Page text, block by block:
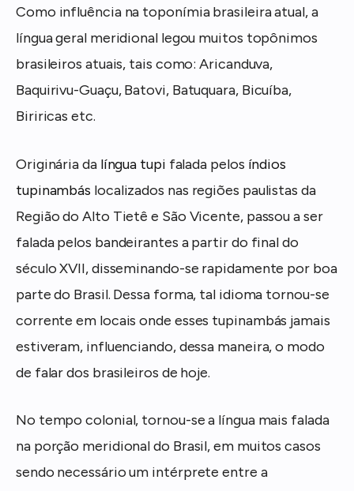
Como influência na toponímia brasileira atual, a
língua geral meridional legou muitos topônimos
brasileiros atuais, tais como: Aricanduva,
Baquirivu-Guaçu, Batovi, Batuquara, Bicuíba,
Biriricas etc.
Originária da língua tupi falada pelos índios
tupinambás localizados nas regiões paulistas da
Região do Alto Tietê e São Vicente, passou a ser
falada pelos bandeirantes a partir do final do
século XVII, disseminando-se rapidamente por boa
parte do Brasil. Dessa forma, tal idioma tornou-se
corrente em locais onde esses tupinambás jamais
estiveram, influenciando, dessa maneira, o modo
de falar dos brasileiros de hoje.
No tempo colonial, tornou-se a língua mais falada
na porção meridional do Brasil, em muitos casos
sendo necessário um intérprete entre a